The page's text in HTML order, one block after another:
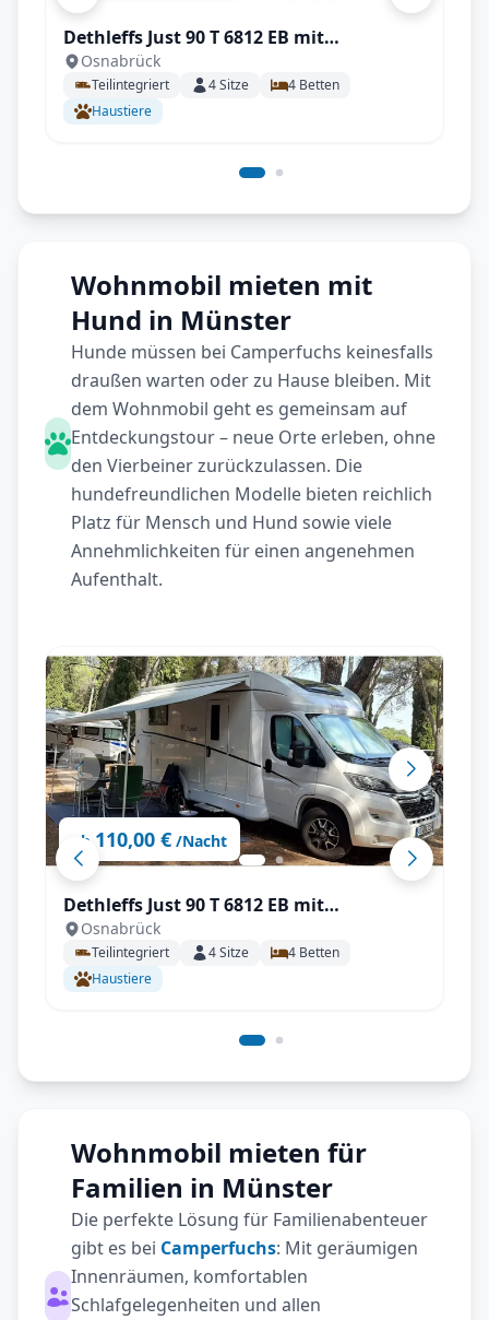
Dethleffs Just 90 T 6812 EB mit
Klimaanlage
Osnabrück
Teilintegriert 4Sitze 4 Betten
Haustiere
Wohnmobil mieten mit
Hund in Münster
Hunde müssen bei Camperfuchs keinesfalls
draußen warten oder zu Hause bleiben. Mit
dem Wohnmobil geht es gemeinsam auf
Entdeckungstour – neue Orte erleben, ohne
den Vierbeiner zurückzulassen. Die
hundefreundlichen Modelle bieten reichlich
Platz für Mensch und Hund sowie viele
Annehmlichkeiten für einen angenehmen
Aufenthalt.
ab 110,00 € /Nacht
Dethleffs Just 90 T 6812 EB mit
Klimaanlage
Osnabrück
Teilintegriert 4Sitze 4 Betten
Haustiere
Wohnmobil mieten für
Familien in Münster
Die perfekte Lösung für Familienabenteuer
gibt es bei Camperfuchs: Mit geräumigen
Innenräumen, komfortablen
Schlafgelegenheiten und allen